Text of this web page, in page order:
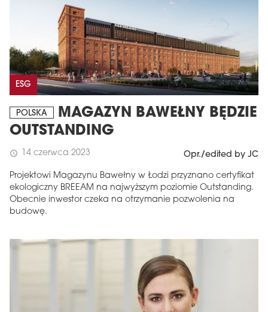
ESG
POLSKA
MAGAZYN BAWEŁNY BĘDZIE
OUTSTANDING
schedule 14 czerwca 2023 Opr./edited by JC
Projektowi Magazynu Bawełny w Łodzi przyznano certyfikat
ekologiczny BREEAM na najwyższym poziomie Outstanding.
Obecnie inwestor czeka na otrzymanie pozwolenia na
budowę.